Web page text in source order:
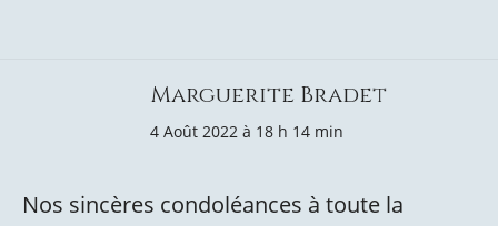
Marguerite Bradet
4 Août 2022 à 18 h 14 min
Nos sincères condoléances à toute la